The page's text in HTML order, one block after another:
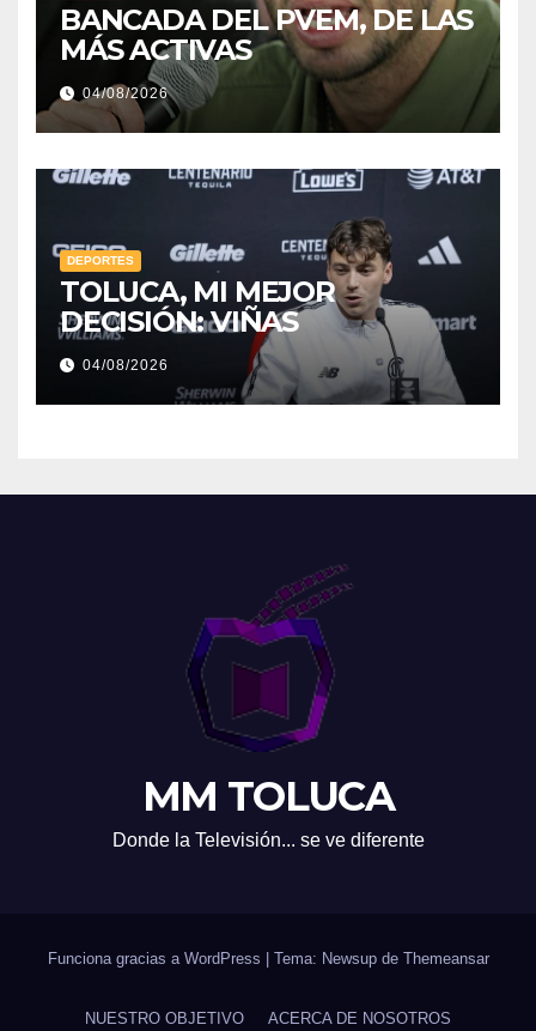
BANCADA DEL PVEM, DE LAS
MÁS ACTIVAS
04/08/2026
DEPORTES
TOLUCA, MI MEJOR
DECISIÓN: VIÑAS
04/08/2026
MM TOLUCA
Donde la Televisión... se ve diferente
Funciona gracias a WordPress Tema: Newsup de Themeansar
NUESTRO OBJETIVO ACERCA DE NOSOTROS